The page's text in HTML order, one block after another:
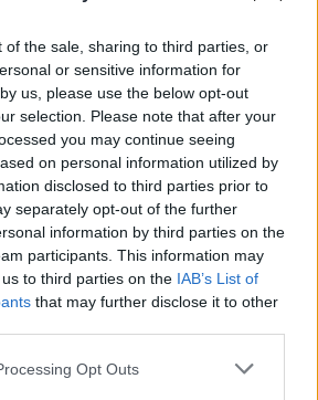
of the sale, sharing to third parties, or
or sensitive information for
us, please use the below opt-out
selection. Please note that after your
you may continue seeing
on personal information utilized by
disclosed to third parties prior to
separately opt-out of the further
information by third parties on the
participants. This information may
to third parties on the IAB’s List of
that may further disclose it to other
Opt Outs
να
ότι οι
που θα κάνετε